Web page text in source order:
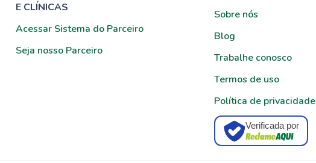
E CLÍNICAS
Acessar Sistema do Parceiro
Seja nosso Parceiro
Sobre nós
Blog
Trabalhe conosco
Termos de uso
Política de privacidade
Verificada por